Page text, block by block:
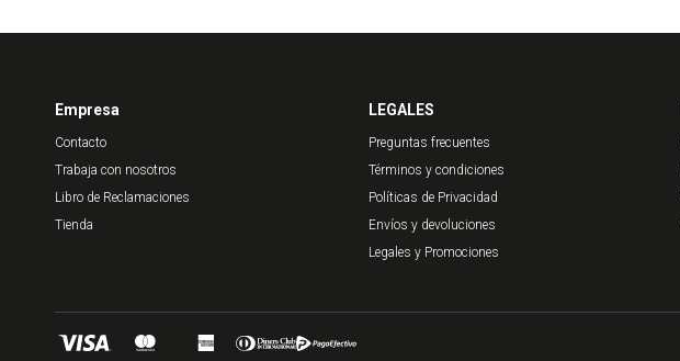
Empresa
Contacto
Trabaja con nosotros
Libro de Reclamaciones
Tienda
LEGALES
Preguntas frecuentes
Términos y condiciones
Políticas de Privacidad
Envíos y devoluciones
Legales y Promociones